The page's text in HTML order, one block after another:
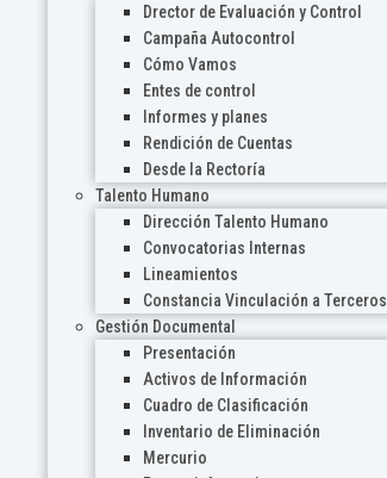
Drector de Evaluación y Control
Campaña Autocontrol
Cómo Vamos
Entes de control
Informes y planes
Rendición de Cuentas
Desde la Rectoría
Talento Humano
Dirección Talento Humano
Convocatorias Internas
Lineamientos
Constancia Vinculación a Terceros
Gestión Documental
Presentación
Activos de Información
Cuadro de Clasificación
Inventario de Eliminación
Mercurio